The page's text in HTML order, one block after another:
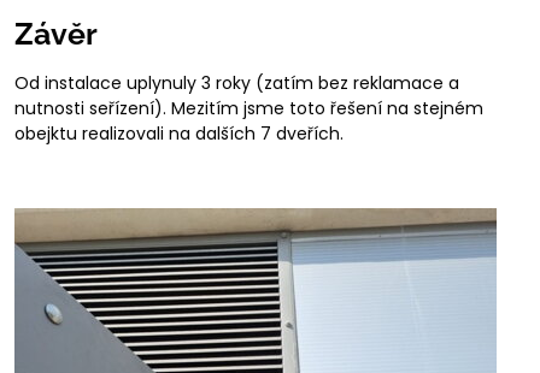
Závěr
Od instalace uplynuly 3 roky (zatím bez reklamace a
nutnosti seřízení). Mezitím jsme toto řešení na stejném
obejktu realizovali na dalších 7 dveřích.